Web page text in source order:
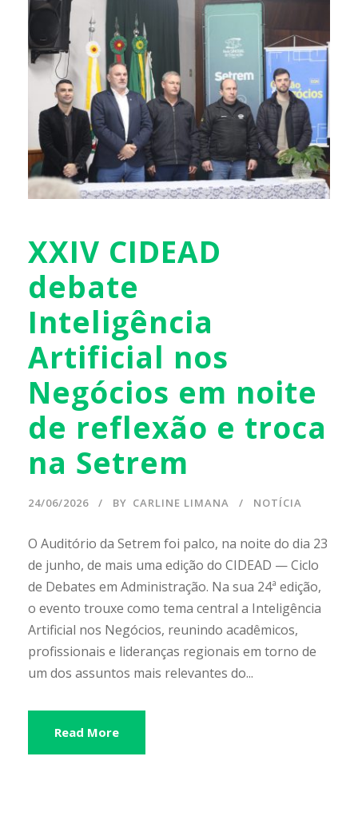
XXIV CIDEAD
debate
Inteligência
Artificial nos
Negócios em noite
de reflexão e troca
na Setrem
24/06/2026 BY CARLINE LIMANA NOTÍCIA
O Auditório da Setrem foi palco, na noite do dia 23
de junho, de mais uma edição do CIDEAD — Ciclo
de Debates em Administração. Na sua 24ª edição,
o evento trouxe como tema central a Inteligência
Artificial nos Negócios, reunindo acadêmicos,
profissionais e lideranças regionais em torno de
um dos assuntos mais relevantes do...
Read More